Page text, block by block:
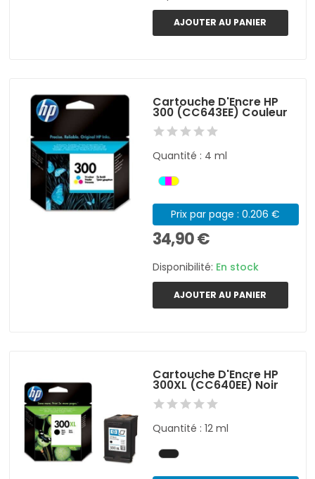
AJOUTER AU PANIER
Cartouche D'Encre HP
300 (CC643EE) Couleur
Quantité : 4 ml
Prix par page : 0.206 €
34,90 €
Disponibilité: En stock
AJOUTER AU PANIER
Cartouche D'Encre HP
300XL (CC640EE) Noir
Quantité : 12 ml